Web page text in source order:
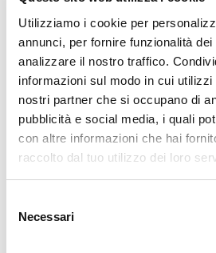
Utilizziamo i cookie per
annunci, per fornire funzionalità
analizzare il nostro traffico.
informazioni sul modo in cui
nostri partner che si occupano di
pubblicità e social media, i quali
con altre informazioni che hai
raccolto dal tuo utilizzo dei loro
delNecessari
ALLENATI CON ME!